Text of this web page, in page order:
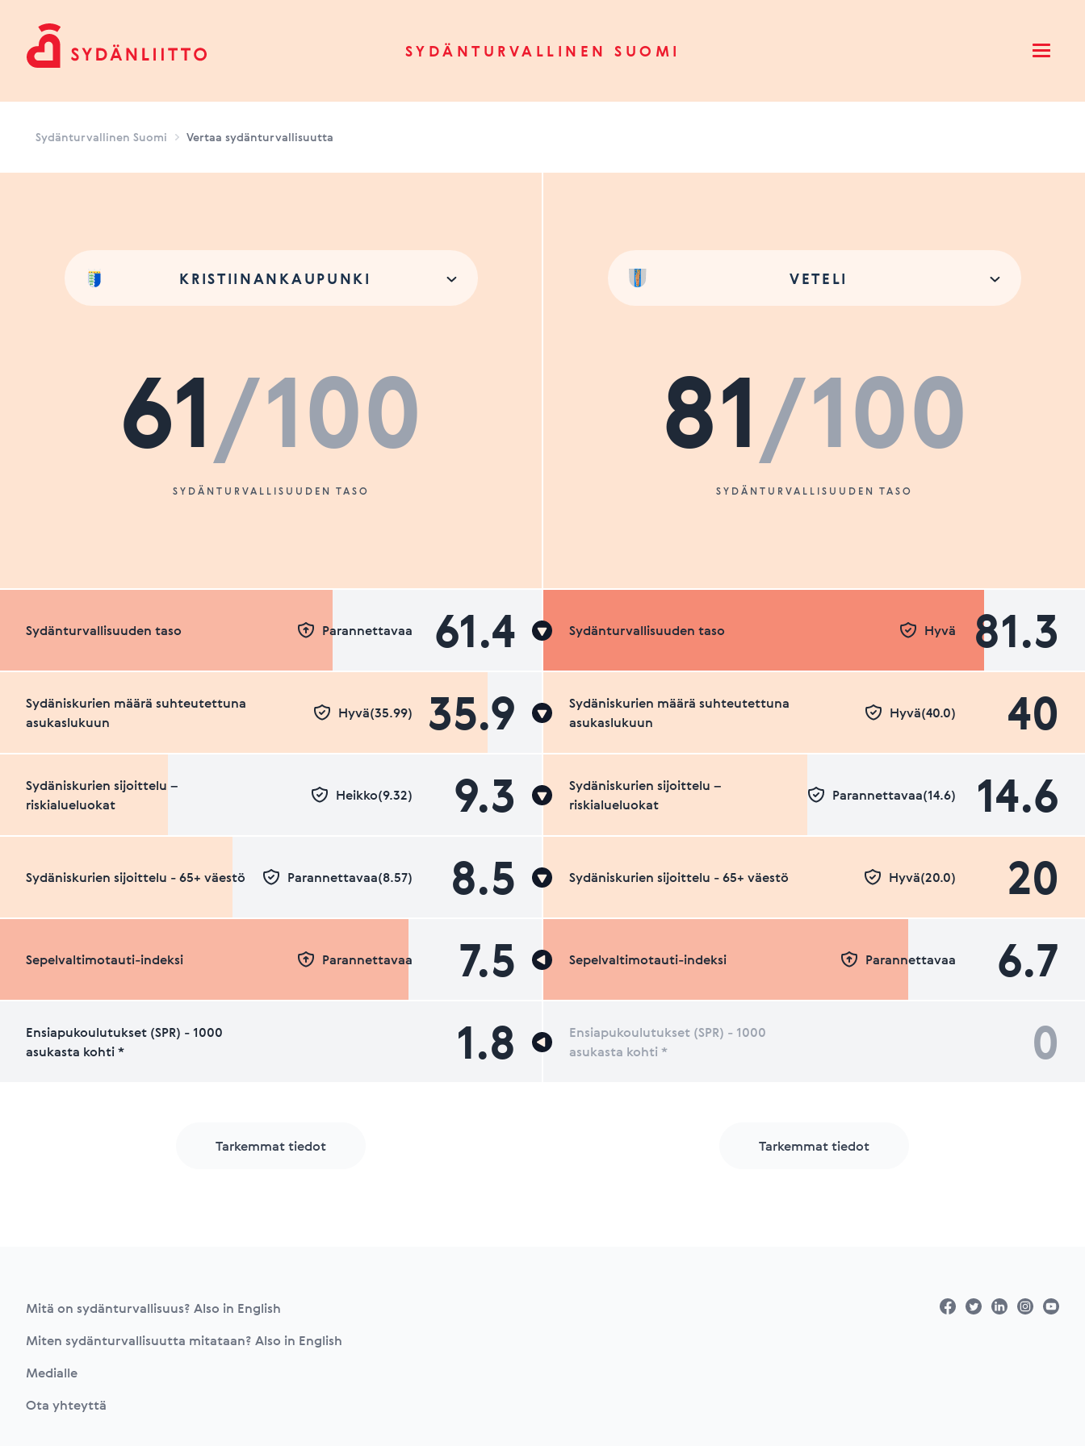
SYDÄNTURVALLINEN SUOMI Open
Sydänturvallinen Suomi Vertaa sydänturvallisuutta
KRISTIINANKAUPUNKI
61/100
SYDÄNTURVALLISUUDEN TASO
Sydänturvallisuuden taso 61.4
Parannettavaa
Sydäniskurien määrä suhteutettuna
asukaslukuun
35.9
Hyvä(35.99)
Sydäniskurien sijoittelu –
riskialueluokat
9.3
Heikko(9.32)
Sydäniskurien sijoittelu - 65+ väestö 8.5
Parannettavaa(8.57)
Sepelvaltimotauti-indeksi 7.5
Parannettavaa
Ensiapukoulutukset (SPR) - 1000
asukasta kohti *
1.8
Tarkemmat tiedot
VETELI
81/100
SYDÄNTURVALLISUUDEN TASO
Sydänturvallisuuden taso 81.3
Hyvä
Sydäniskurien määrä suhteutettuna
asukaslukuun
40
Hyvä(40.0)
Sydäniskurien sijoittelu –
riskialueluokat
14.6
Parannettavaa(14.6)
Sydäniskurien sijoittelu - 65+ väestö 20
Hyvä(20.0)
Sepelvaltimotauti-indeksi 6.7
Parannettavaa
Ensiapukoulutukset (SPR) - 1000
asukasta kohti *
0
Tarkemmat tiedot
Mitä on sydänturvallisuus? Also in English
Miten sydänturvallisuutta mitataan? Also in English
Medialle
Ota yhteyttä